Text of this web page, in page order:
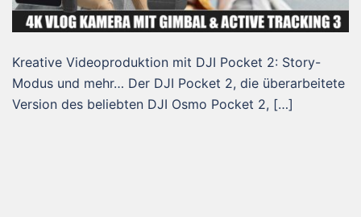
Kreative Videoproduktion mit DJI Pocket 2: Story-
Modus und mehr… Der DJI Pocket 2, die überarbeitete
Version des beliebten DJI Osmo Pocket 2, […]